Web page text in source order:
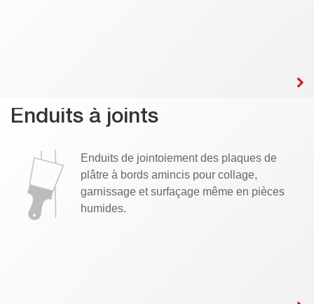
Enduits à joints
Enduits de jointoiement des plaques de
plâtre à bords amincis pour collage,
garnissage et surfaçage même en pièces
humides.